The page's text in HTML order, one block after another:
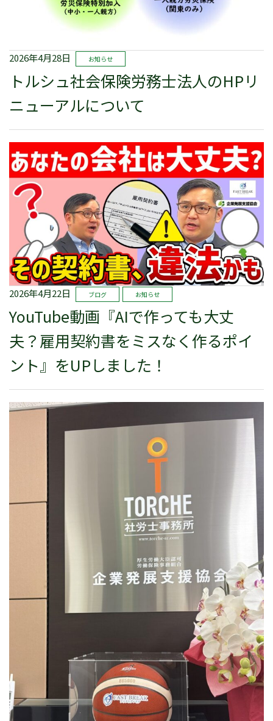
2026年4月28日 お知らせ
トルシュ社会保険労務士法人のHPリ
ニューアルについて
2026年4月22日 ブログ お知らせ
YouTube動画『AIで作っても大丈
夫？雇用契約書をミスなく作るポイ
ント』をUPしました！